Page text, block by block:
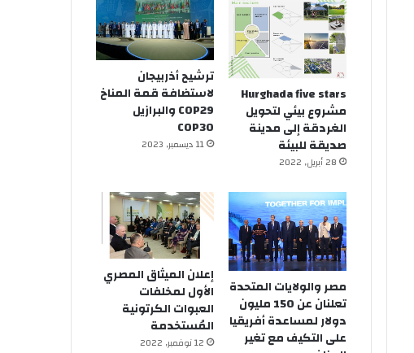
Hurghada five stars
مشروع بيئي لتحويل
الغردقة إلى مدينة
صديقة للبيئة
28 أبريل, 2022
ترشيح أذربيجان
لاستضافة قمة المناخ
COP29 والبرازيل
COP30
11 ديسمبر, 2023
مصر والولايات المتحدة
تعلنان عن 150 مليون
دولار لمساعدة أفريقيا
على التكيف مع تغير
إعلان الميثاق المصري
الأول لمخلفات
العبوات الكرتونية
المُستخدمة
12 نوفمبر, 2022